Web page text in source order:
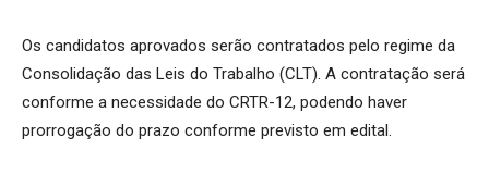
Os candidatos aprovados serão contratados pelo regime da
Consolidação das Leis do Trabalho (CLT). A contratação será
conforme a necessidade do CRTR-12, podendo haver
prorrogação do prazo conforme previsto em edital.